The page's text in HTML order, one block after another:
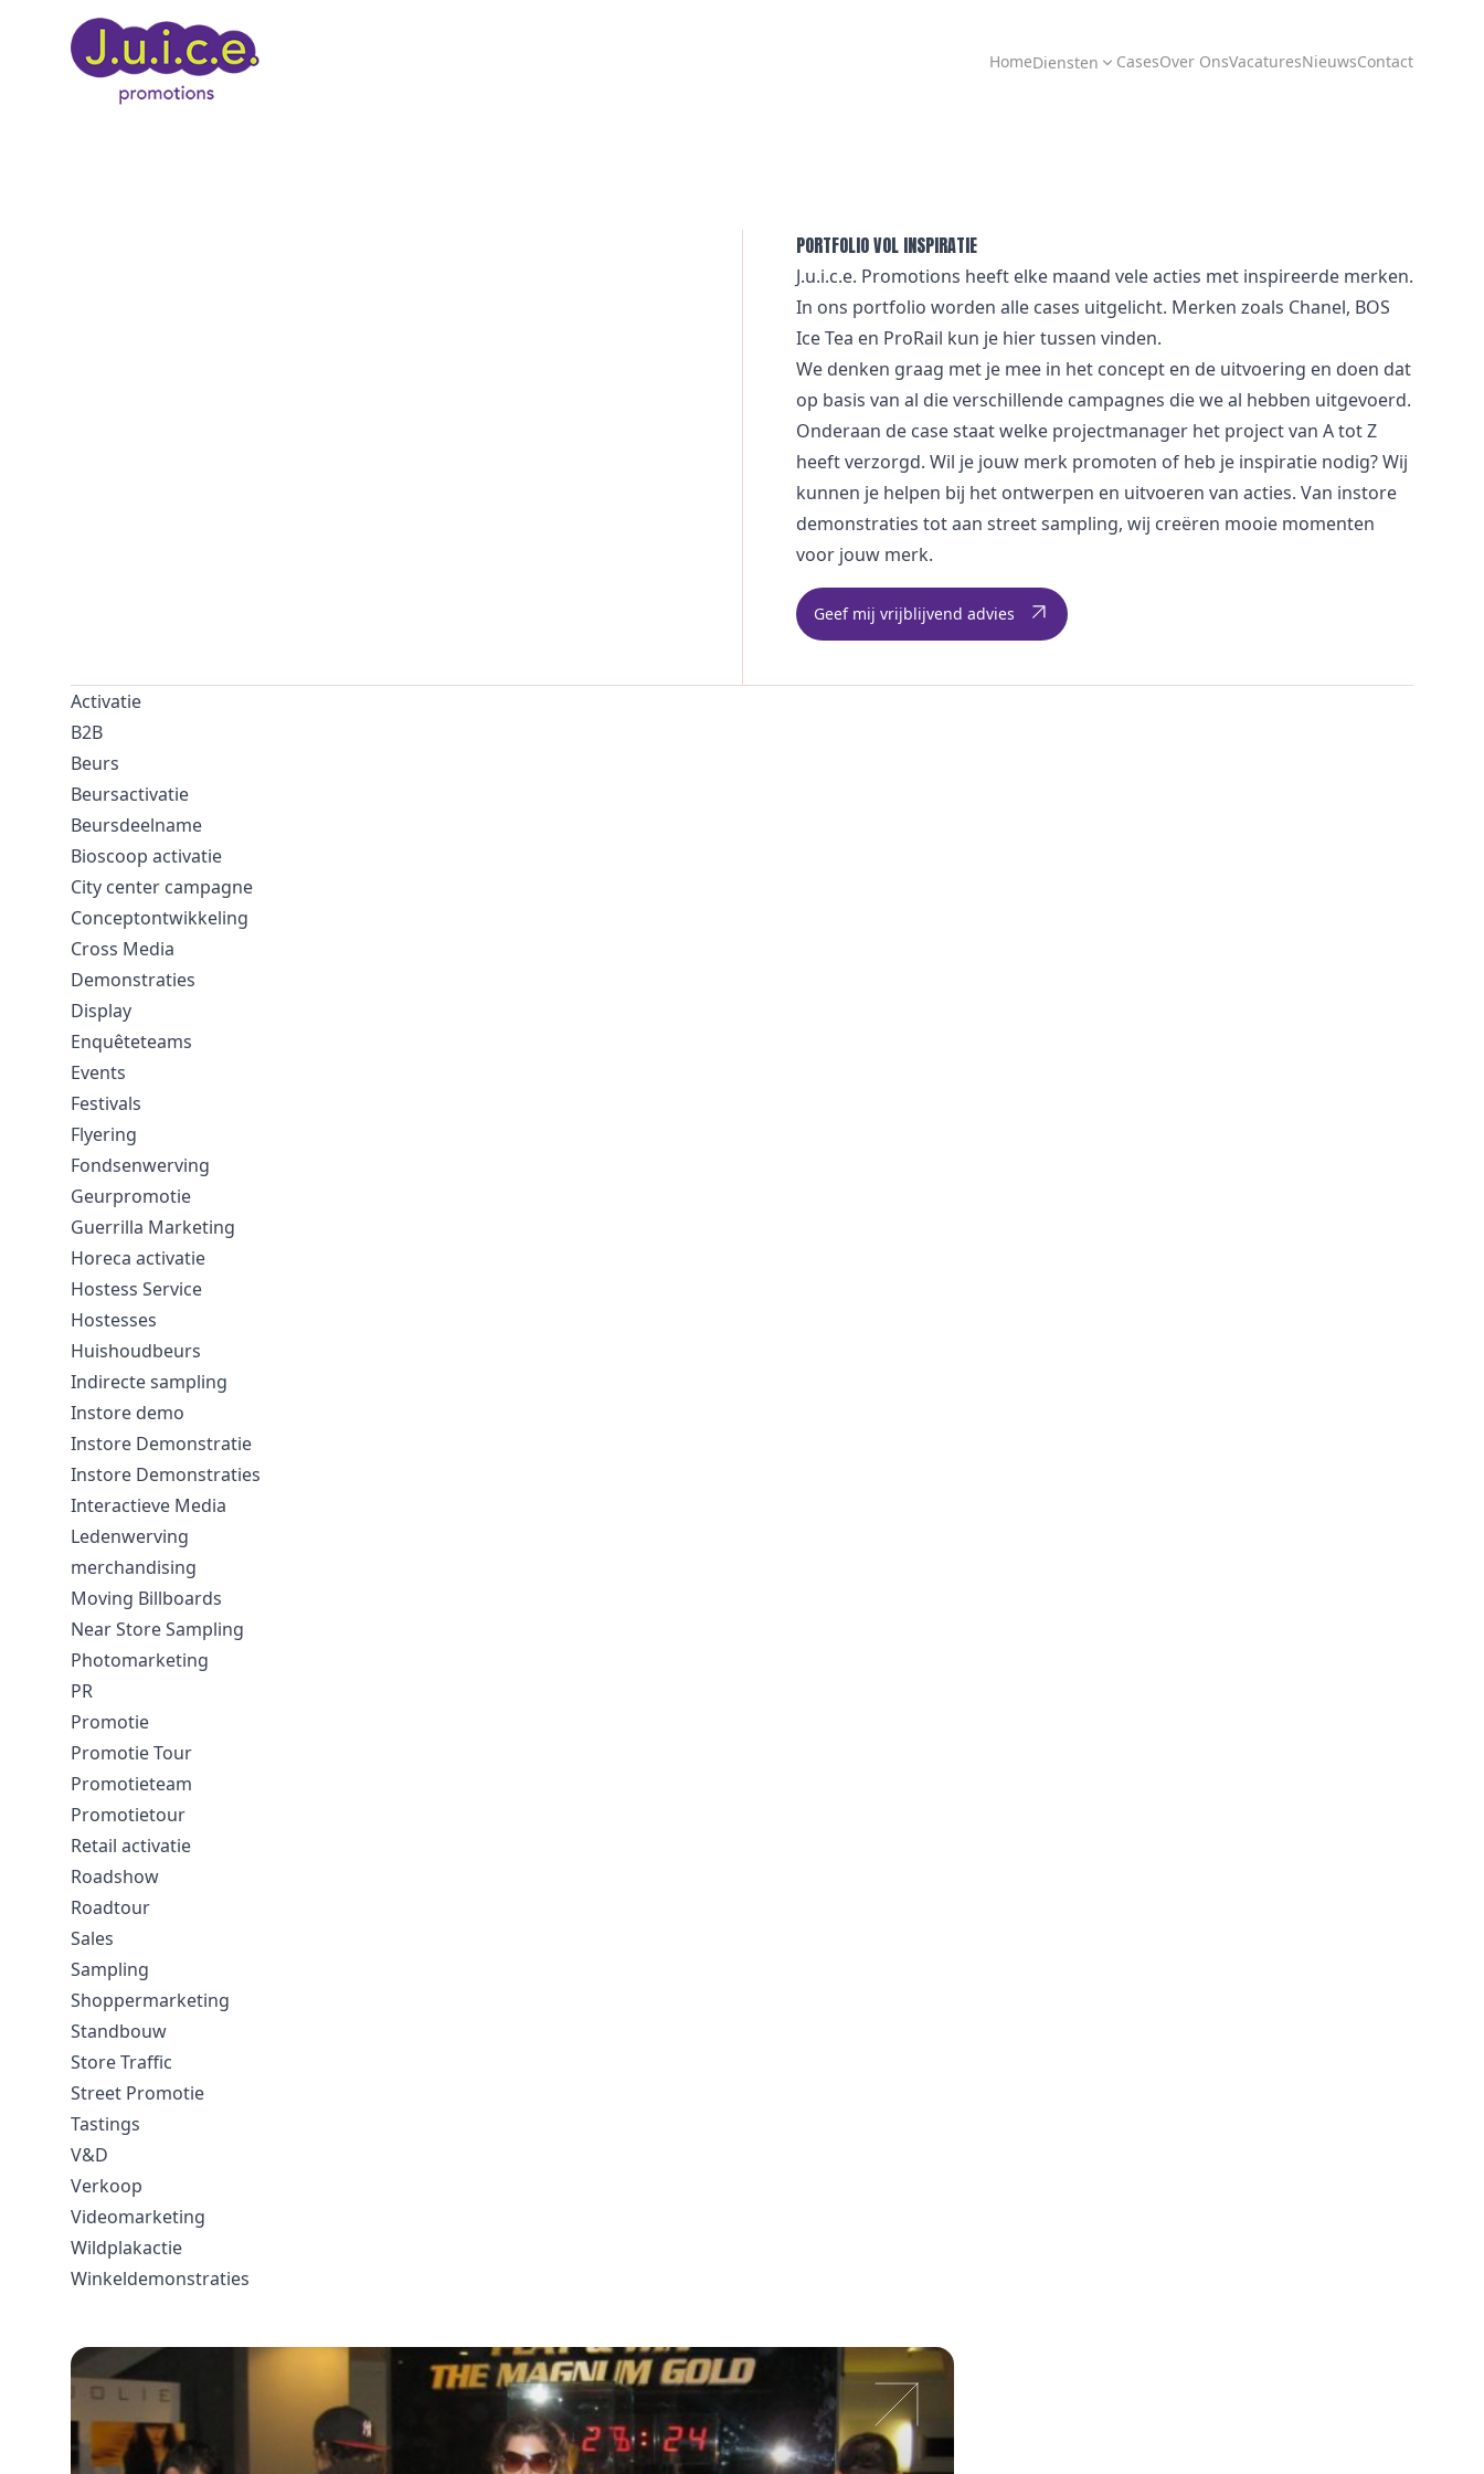
HomeDiensten CasesOver OnsVacaturesNieuwsContact
PORTFOLIO VOL INSPIRATIE
J.u.i.c.e. Promotions heeft elke maand vele acties met inspireerde merken.
In ons portfolio worden alle cases uitgelicht. Merken zoals Chanel, BOS
Ice Tea en ProRail kun je hier tussen vinden.
We denken graag met je mee in het concept en de uitvoering en doen dat
op basis van al die verschillende campagnes die we al hebben uitgevoerd.
Onderaan de case staat welke projectmanager het project van A tot Z
heeft verzorgd. Wil je jouw merk promoten of heb je inspiratie nodig? Wij
kunnen je helpen bij het ontwerpen en uitvoeren van acties. Van instore
demonstraties tot aan street sampling, wij creëren mooie momenten
voor jouw merk.
Geef mij vrijblijvend advies
Activatie
B2B
Beurs
Beursactivatie
Beursdeelname
Bioscoop activatie
City center campagne
Conceptontwikkeling
Cross Media
Demonstraties
Display
Enquêteteams
Events
Festivals
Flyering
Fondsenwerving
Geurpromotie
Guerrilla Marketing
Horeca activatie
Hostess Service
Hostesses
Huishoudbeurs
Indirecte sampling
Instore demo
Instore Demonstratie
Instore Demonstraties
Interactieve Media
Ledenwerving
merchandising
Moving Billboards
Near Store Sampling
Photomarketing
PR
Promotie
Promotie Tour
Promotieteam
Promotietour
Retail activatie
Roadshow
Roadtour
Sales
Sampling
Shoppermarketing
Standbouw
Store Traffic
Street Promotie
Tastings
V&D
Verkoop
Videomarketing
Wildplakactie
Winkeldemonstraties